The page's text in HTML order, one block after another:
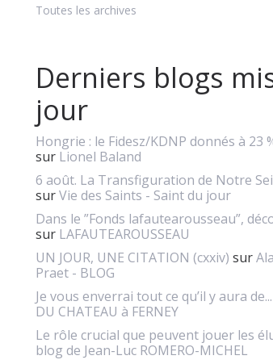
Toutes les archives
Derniers blogs
jour
Hongrie : le Fidesz/KDNP donnés à 23
sur Lionel Baland
6 août. La Transfiguration de Notre
surVie des Saints - Saint du jour
Dans le ”Fonds lafautearousseau”,
sur LAFAUTEAROUSSEAU
UN JOUR, UNE CITATION (cxxiv) sur
Praet - BLOG
Je vous enverrai tout ce qu’il y aura de...
DU CHATEAU à FERNEY
Le rôle crucial que peuvent jouer les
blog de Jean-Luc ROMERO-MICHEL